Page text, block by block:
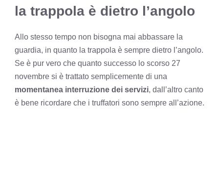
la trappola è dietro l’angolo
Allo stesso tempo non bisogna mai abbassare la
guardia, in quanto la trappola è sempre dietro l’angolo.
Se è pur vero che quanto successo lo scorso 27
novembre si è trattato semplicemente di una
momentanea interruzione dei servizi, dall’altro canto
è bene ricordare che i truffatori sono sempre all’azione.